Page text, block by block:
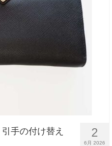
2
6月 2026
手の付け替え